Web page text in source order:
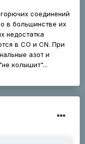
соединений
в большинстве их
недостатка
в СО и CN. При
азот и
колышит"...